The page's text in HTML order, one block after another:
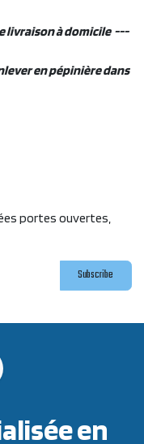
livraison à domicile ---
en pépinière dans
portes ouvertes,
Subscribe
en